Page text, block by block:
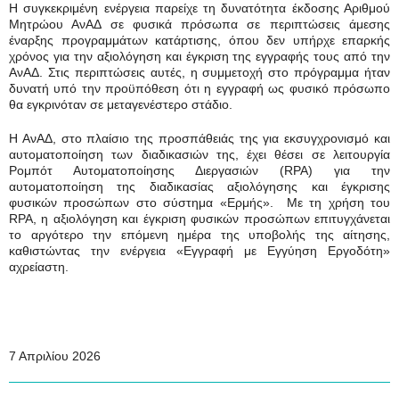
Η συγκεκριμένη ενέργεια παρείχε τη δυνατότητα έκδοσης Αριθμού
Μητρώου ΑνΑΔ σε φυσικά πρόσωπα σε περιπτώσεις άμεσης
έναρξης προγραμμάτων κατάρτισης, όπου δεν υπήρχε επαρκής
χρόνος για την αξιολόγηση και έγκριση της εγγραφής τους από την
ΑνΑΔ. Στις περιπτώσεις αυτές, η συμμετοχή στο πρόγραμμα ήταν
δυνατή υπό την προϋπόθεση ότι η εγγραφή ως φυσικό πρόσωπο
θα εγκρινόταν σε μεταγενέστερο στάδιο.
Η ΑνΑΔ, στο πλαίσιο της προσπάθειάς της για εκσυγχρονισμό και
αυτοματοποίηση των διαδικασιών της, έχει θέσει σε λειτουργία
Ρομπότ Αυτοματοποίησης Διεργασιών (RPA) για την
αυτοματοποίηση της διαδικασίας αξιολόγησης και έγκρισης
φυσικών προσώπων στο σύστημα «Ερμής». Με τη χρήση του
RPA , η αξιολόγηση και έγκριση φυσικών προσώπων επιτυγχάνεται
το αργότερο την επόμενη ημέρα της υποβολής της αίτησης,
καθιστώντας την ενέργεια «Εγγραφή με Εγγύηση Εργοδότη»
αχρείαστη.
7 Απριλίου 2026